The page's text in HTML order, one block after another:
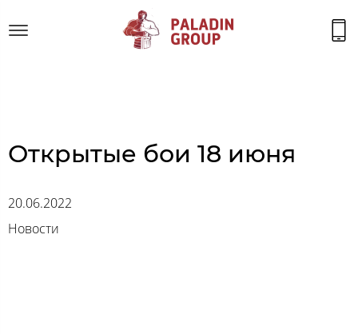
Открытые бои 18 июня
20.06.2022
Новости